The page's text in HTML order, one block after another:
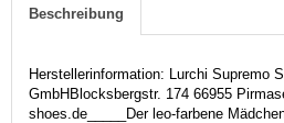
Beschreibung
Herstellerinformation: Lurchi Supremo
GmbHBlocksbergstr. 174 66955
shoes.de_____Der leo-farbene